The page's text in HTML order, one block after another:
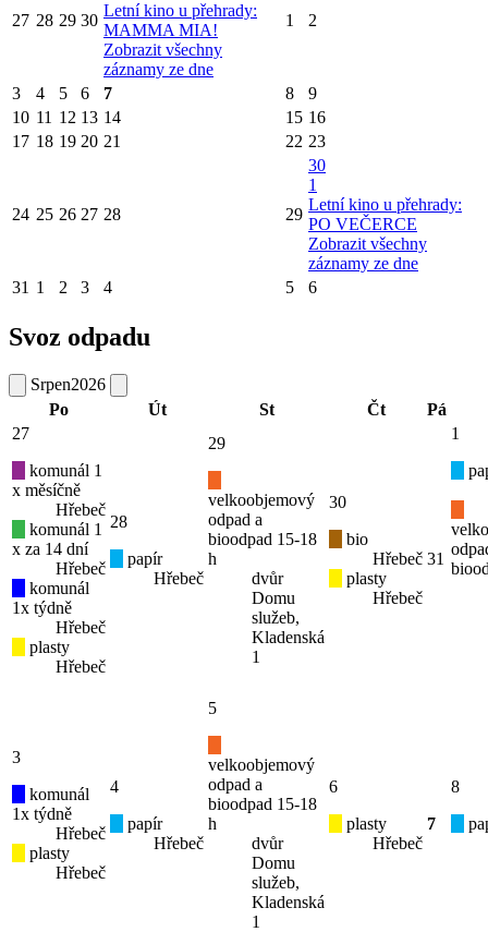
27 28 29 30
Letní kino u přehrady:
MAMMA MIA!
Zobrazit všechny
záznamy ze dne
1 2
3 4 5 6 7 8
9
10 11 12 13 14 15 16
17 18 19 20 21 22 23
24 25 26 27 28 29
30
1
Letní kino u přehrady:
PO VEČERCE
Zobrazit všechny
záznamy ze dne
31 1 2 3 4 5 6
Svoz odpadu
Srpen2026
Po
Út St Čt
Pá
27
komunál 1
x měsíčně
Hřebeč
komunál 1
x za 14 dní
Hřebeč
komunál
1x týdně
Hřebeč
plasty
Hřebeč
28
papír
Hřebeč
29
velkoobjemový
odpad a
bioodpad 15-18
h
dvůr
Domu
služeb,
Kladenská
1
30
bio
Hřebeč
plasty
Hřebeč
31
1
3
komunál
1x týdně
Hřebeč
plasty
Hřebeč
4
papír
Hřebeč
5
velkoobjemový
odpad a
bioodpad 15-18
h
dvůr
Domu
služeb,
Kladenská
1
6
plasty
Hřebeč
7
8